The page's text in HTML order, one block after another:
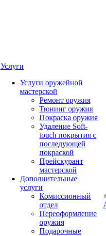
Услуги
Услуги оружейной
мастерской
Ремонт оружия
Тюнинг оружия
Покраска оружия
Удаление Soft-
touch покрытия с
последующей
покраской
Прейскурант
мастерской
Дополнительные
услуги
Комиссионный
отдел
Переоформление
оружия
Подарочные